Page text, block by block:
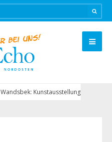
Wandsbek: Kunstausstellung